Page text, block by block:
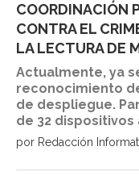
COORDINACIÓN
CONTRA EL
LA LECTURA DE
Actualmente, ya
reconocimiento
de despliegue.
de 32 dispositivos
por Redacción